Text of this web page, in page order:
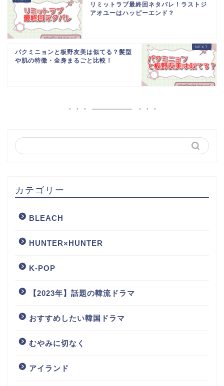
リミットラブ最終回ネタバレ！ラストジ
アオユーはハッピーエンド？
パクミニョンと板野友美は似てる？髪型
や肌の特徴・全身まるごと比較！
カテゴリー
BLEACH
HUNTER×HUNTER
K-POP
【2023年】話題の韓流ドラマ
おすすめしたい韓国ドラマ
むやみに切なく
アイランド